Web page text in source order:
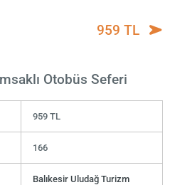
959 TL
Otobüs Seferi
959 TL
166
Balıkesir Uludağ Turizm